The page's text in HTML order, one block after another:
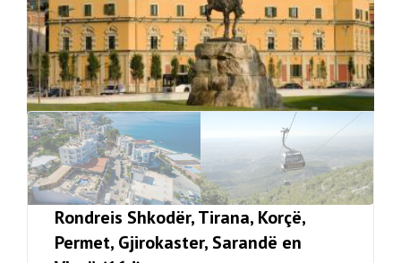
Rondreis Shkodër, Tirana, Korçë,
Permet, Gjirokaster, Sarandë en